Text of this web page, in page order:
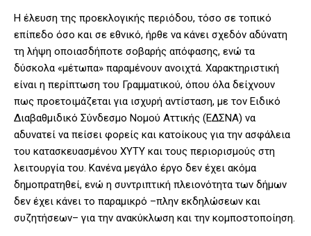
Η έλευση της προεκλογικής περιόδου, τόσο σε τοπικό
επίπεδο όσο και σε εθνικό, ήρθε να κάνει σχεδόν αδύνατη
τη λήψη οποιασδήποτε σοβαρής απόφασης, ενώ τα
δύσκολα «μέτωπα» παραμένουν ανοιχτά. Χαρακτηριστική
είναι η περίπτωση του Γραμματικού, όπου όλα δείχνουν
πως προετοιμάζεται για ισχυρή αντίσταση, με τον Ειδικό
Διαβαθμιδικό Σύνδεσμο Νομού Αττικής (ΕΔΣΝΑ) να
αδυνατεί να πείσει φορείς και κατοίκους για την ασφάλεια
του κατασκευασμένου ΧΥΤΥ και τους περιορισμούς στη
λειτουργία του. Κανένα μεγάλο έργο δεν έχει ακόμα
δημοπρατηθεί, ενώ η συντριπτική πλειονότητα των δήμων
δεν έχει κάνει το παραμικρό –πλην εκδηλώσεων και
συζητήσεων– για την ανακύκλωση και την κομποστοποίηση.